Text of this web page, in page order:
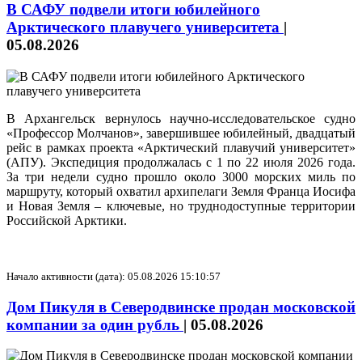
В САФУ подвели итоги юбилейного
Арктического плавучего университета |
05.08.2026
В Архангельск вернулось научно-исследовательское судно
«Профессор Молчанов», завершившее юбилейный, двадцатый
рейс в рамках проекта «Арктический плавучий университет»
(АПУ). Экспедиция продолжалась с 1 по 22 июля 2026 года.
За три недели судно прошло около 3000 морских миль по
маршруту, который охватил архипелаги Земля Франца Иосифа
и Новая Земля – ключевые, но труднодоступные территории
Российской Арктики.
Начало активности (дата): 05.08.2026 15:10:57
Дом Пикуля в Северодвинске продан московской
компании за один рубль | 05.08.2026